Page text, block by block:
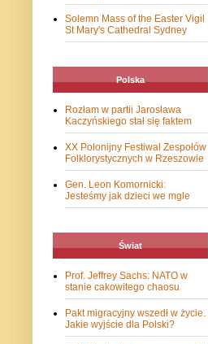
Solemn Mass of the Easter Vigil
St Mary's Cathedral Sydney
Polska
Rozłam w partii Jarosława
Kaczyńskiego stał się faktem
XX Polonijny Festiwal Zespołów
Folklorystycznych w Rzeszowie
Gen. Leon Komornicki:
Jesteśmy jak dzieci we mgle
Świat
Prof. Jeffrey Sachs: NATO w
stanie cakowitego chaosu
Pakt migracyjny wszedł w życie.
Jakie wyjście dla Polski?